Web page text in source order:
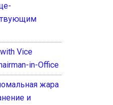
Vice
in-Office
жара
и